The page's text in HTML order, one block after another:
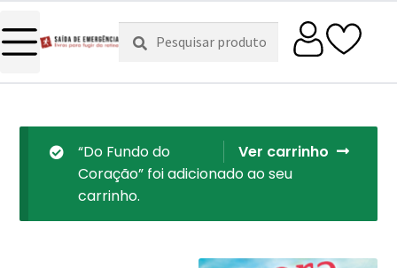
Pesquisar
por:
Pesquisa
Ver carrinho
“Do Fundo do
Coração” foi adicionado ao seu
carrinho.